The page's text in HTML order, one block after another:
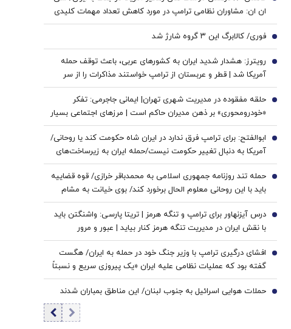
ان ان: مشاوران نظامی ترامپ در مورد کاهش تعداد مهمات کلیدی
هشدار دادند
فوری/ کالابرگ این ۳ گروه شارژ شد 3
رویترز: هشدار شدید ایران به کشورهای عربی، باعث توقف حمله
آمریکا شد | قطر و عربستان از ترامپ خواستند مذاکرات را از سر
بگیرد | زیرساخت‌های حیاتی انرژی هدف قرار خواهند گرفت اگر ...
4
حلقه مفقوده در مدیریت شهری تهران| ایمانی جاجرمی: تفکر
«خودرومحوری» بر ذهن مدیران حاکم است | مرزهای اجتماعی بسیار
پررنگ است
5
ابوالفتح: برای ترامپ فرق ندارد در ایران شاه حکومت کند یا روحانی/
آمریکا به دنبال تغییر حکومت نیست/حمله ایران به زیرساخت‌های
منطقه، کابوس آمریکا بود
6
حمله تند روزنامه جمهوری اسلامی به محمدباقر خرازی/ قوه قضاییه
باید با این روحانی معلوم الحال برخورد کند/ بوی خیانت به مشام
می‌رسد
7
درس آیزنهاور برای ترامپ و تنگه هرمز | تریتا پارسی: واشنگتن باید
با نقش ایران در مدیریت تنگه هرمز کنار بیاید | عبور و مرور
کشتی‌ها بدون تبعیض انجام شود
8
افشای درگیری ترامپ با وزیر جنگ خود در حمله به ایران/ هگست
گفته بود که عملیات نظامی علیه ایران «یک پیروزی‌ سریع و نسبتاً
آسان» خواهد بود/ کاخ سفید واکنش نشان داد
9
حملات هوایی اسرائیل به جنوب لبنان/ این مناطق بمباران شدند 10